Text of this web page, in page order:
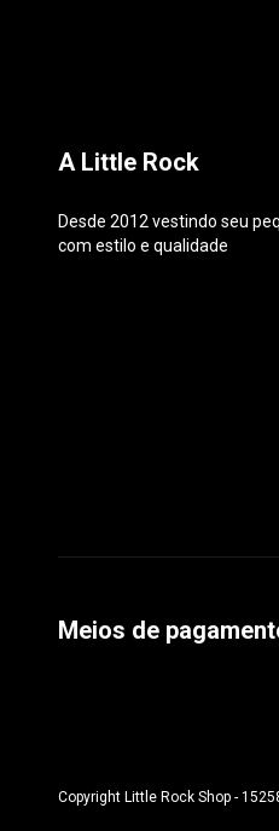
A Little Rock
Desde 2012 vestindo seu
com estilo e qualidade
Meios de
Copyright Little Rock Shop -